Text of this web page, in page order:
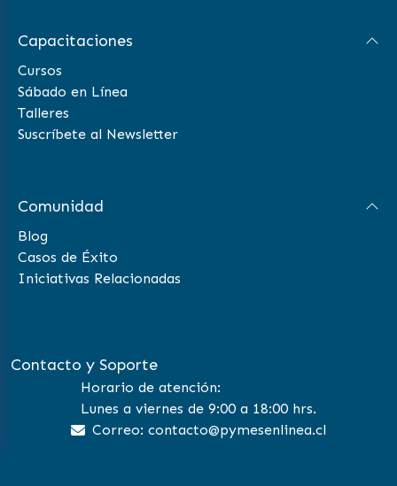
Capacitaciones
Cursos
Sábado en Línea
Talleres
Suscríbete al Newsletter
Comunidad
Blog
Casos de Éxito
Iniciativas Relacionadas
Contacto y Soporte
Horario de atención:
Lunes a viernes de 9:00 a 18:00 hrs.
Correo: contacto@pymesenlinea.cl